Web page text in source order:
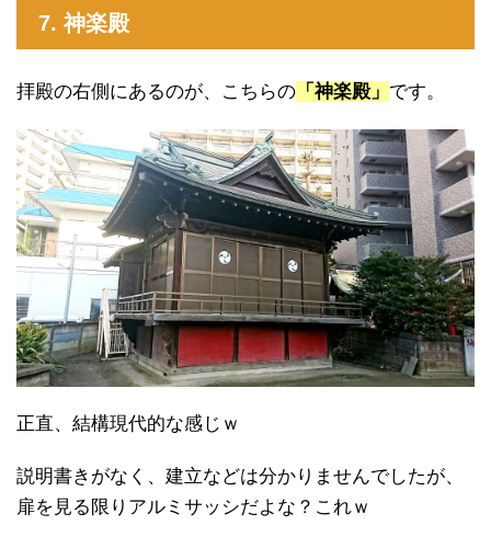
7. 神楽殿
拝殿の右側にあるのが、こちらの 「神楽殿」 です。
正直、結構現代的な感じｗ
説明書きがなく、建立などは分かりませんでしたが、
扉を見る限りアルミサッシだよな？これｗ